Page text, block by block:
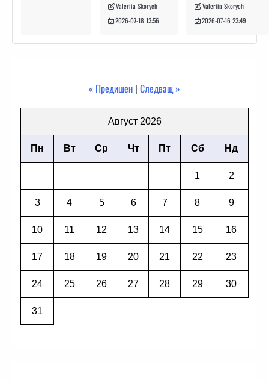
Valeriia Skorych
2026-07-18 13:56
Valeriia Skorych
2026-07-16 23:49
« Предишен | Следващ »
Август 2026
Пн Вт Ср Чт Пт Сб Нд
1 2
3 4 5 6 7 8 9
10 11 12 13 14 15 16
17 18 19 20 21 22 23
24 25 26 27 28 29 30
31